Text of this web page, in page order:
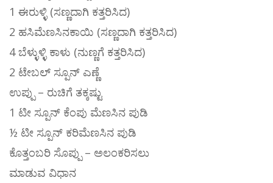
1 ಈರುಳ್ಳಿ (ಸಣ್ಣದಾಗಿ ಕತ್ತರಿಸಿದ)
2 ಹಸಿಮೆಣಸಿನಕಾಯಿ (ಸಣ್ಣದಾಗಿ ಕತ್ತರಿಸಿದ)
4 ಬೆಳ್ಳುಳ್ಳಿ ಕಾಳು (ನುಣ್ಣಗೆ ಕತ್ತರಿಸಿದ)
2 ಟೇಬಲ್ ಸ್ಪೂನ್ ಎಣ್ಣೆ
ಉಪ್ಪು – ರುಚಿಗೆ ತಕ್ಕಷ್ಟು
1 ಟೀ ಸ್ಪೂನ್ ಕೆಂಪು ಮೆಣಸಿನ ಪುಡಿ
½ ಟೀ ಸ್ಪೂನ್ ಕರಿಮೆಣಸಿನ ಪುಡಿ
ಕೊತ್ತಂಬರಿ ಸೊಪ್ಪು – ಅಲಂಕರಿಸಲು
ಮಾಡುವ ವಿಧಾನ